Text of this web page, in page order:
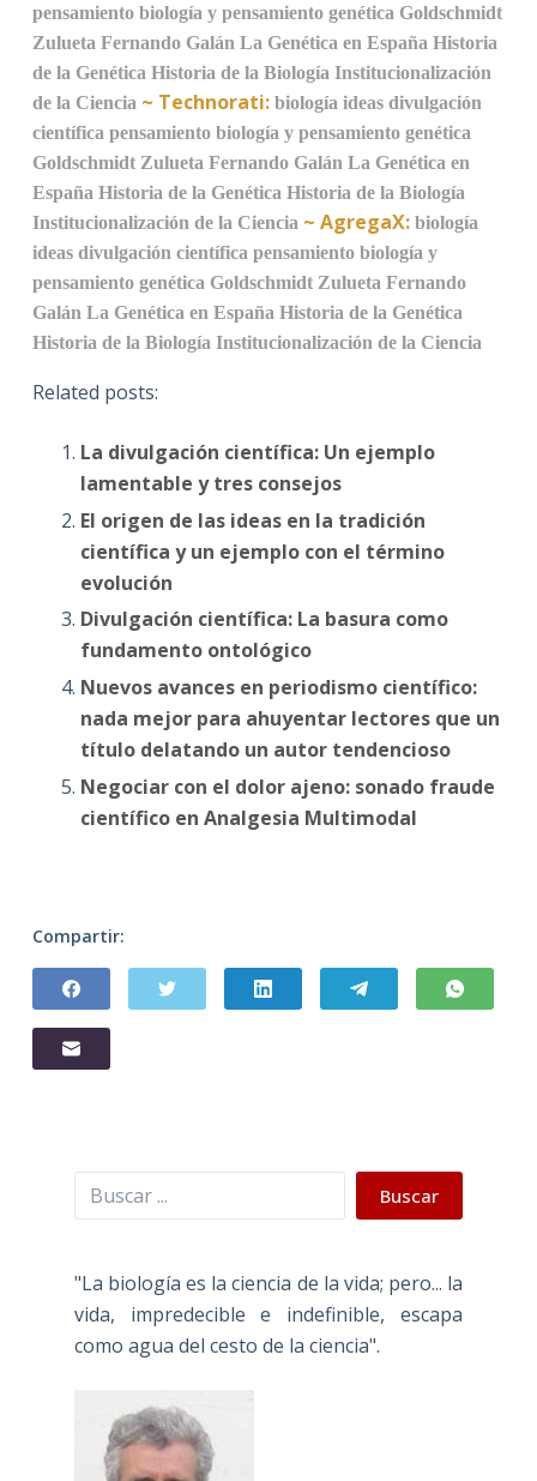
pensamiento biología y pensamiento genética Goldschmidt
Zulueta Fernando Galán La Genética en España Historia
de la Genética Historia de la Biología Institucionalización
de la Ciencia~ Technorati: biología ideas divulgación
científica pensamiento biología y pensamiento genética
Goldschmidt Zulueta Fernando Galán La Genética en
España Historia de la Genética Historia de la Biología
Institucionalización de la Ciencia~ AgregaX: biología
ideas divulgación científica pensamiento biología y
pensamiento genética Goldschmidt Zulueta Fernando
Galán La Genética en España Historia de la Genética
Historia de la Biología Institucionalización de la Ciencia
Related posts:
La divulgación científica: Un ejemplo
lamentable y tres consejos
El origen de las ideas en la tradición
científica y un ejemplo con el término
evolución
Divulgación científica: La basura como
fundamento ontológico
Nuevos avances en periodismo científico:
nada mejor para ahuyentar lectores que un
título delatando un autor tendencioso
Negociar con el dolor ajeno: sonado fraude
científico en Analgesia Multimodal
Compartir:
Buscar Buscar
"La biología es la ciencia de la vida; pero... la
vida, impredecible e indefinible, escapa
como agua del cesto de la ciencia".